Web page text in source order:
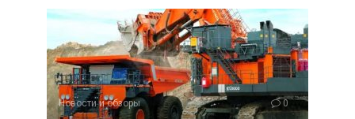
Новости и обзоры 0